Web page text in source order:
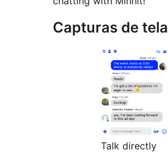
Capturas de tela
Talk directly